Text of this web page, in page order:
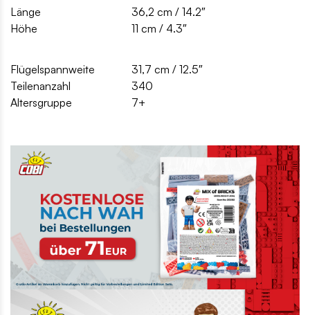
Länge
36,2 cm / 14.2″
Höhe
11 cm / 4.3″
Flügelspannweite
31,7 cm / 12.5″
Teilenanzahl
340
Altersgruppe
7+